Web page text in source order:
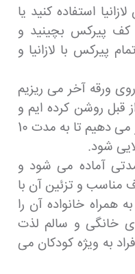
استفاده کنید یا
کف پیرکس بچینید و
پیرکس با لازانیا و
روی ورقه آخر می ریزیم
قبل روشن کرده ایم و
گرم شده با دمای 180 درجه قرار می دهیم تا به مدت 10
شود.
آماده می شود و
و تزئین آن با
خانواده آن را
خانگی و سالم لذت
به ویژه کودکان می